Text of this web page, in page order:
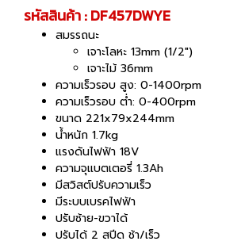
รหัสสินค้า : DF457DWYE
สมรรถนะ
เจาะโลหะ 13mm (1/2")
เจาะไม้ 36mm
ความเร็วรอบ สูง: 0-1400rpm
ความเร็วรอบ ต่ำ: 0-400rpm
ขนาด 221x79x244mm
น้ำหนัก 1.7kg
แรงดันไฟฟ้า 18V
ความจุแบตเตอรี่ 1.3Ah
มีสวิสต์ปรับความเร็ว
มีระบบเบรคไฟฟ้า
ปรับซ้าย-ขวาได้
ปรับได้ 2 สปีด ช้า/เร็ว